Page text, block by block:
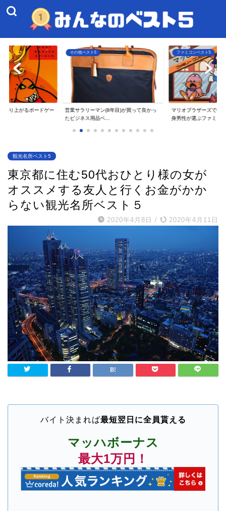
年目)が買って良かっ
ファミコンベスト5
マリオブラザーズで衝撃を受けた40代独
身男性が選ぶファミ...
その他ベスト5
一人暮らしのアラサー
てよかったAmaz...
観光名所ベスト5
東京都に住む50代おひとり様の女が
オススメする友人と行くお金がかか
らない観光名所ベスト５
2020年4月8日 / 2020年4月11日
バイト決まれば最短翌日に全員貰える
マッハボーナス
最大1万円！